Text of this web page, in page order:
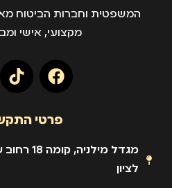
המשפטית וחברות הביטוח
מקצועי, אישי
פרטי
לציון